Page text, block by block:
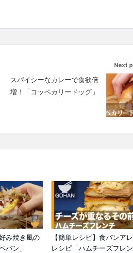
Next
スパイシーなカレーで食欲倍
増！「コッペカリードッグ」
み焼き風の
パン」
【簡単レシピ】食パンア
レシピ「ハムチーズフレ